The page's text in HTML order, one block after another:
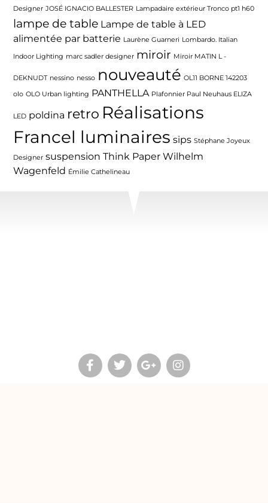
Designer JOSÉ IGNACIO BALLESTER Lampadaire extérieur Tronco pt1 h60
lampe de table Lampe de table à LED
alimentée par batterie Laurène Guarneri Lombardo. Italian
Indoor Lighting marc sadler designer miroir Miroir MATIN L -
DEKNUDT nessino nesso nouveauté OL11 BORNE 142203
olo OLO Urban lighting PANTHELLA Plafonnier Paul Neuhaus ELIZA
LED poldina retro Réalisations
Francel luminaires sips Stéphane Joyeux
Designer suspension Think Paper Wilhelm
Wagenfeld Émilie Cathelineau